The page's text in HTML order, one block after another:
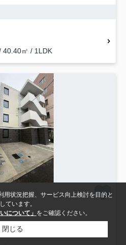
40.40㎡ / 1LDK
円
用状況把握、サービス向上検討を目的と
ています。
について」 をご確認ください。
閉じる